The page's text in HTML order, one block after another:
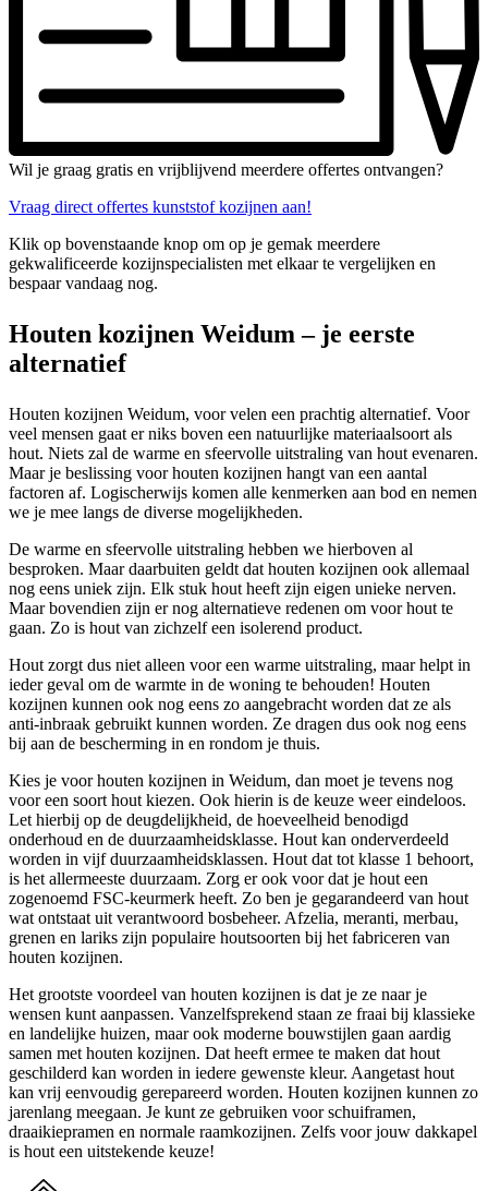
Wil je graag gratis en vrijblijvend meerdere offertes ontvangen?
Vraag direct offertes kunststof kozijnen aan!
Klik op bovenstaande knop om op je gemak meerdere
gekwalificeerde kozijnspecialisten met elkaar te vergelijken en
bespaar vandaag nog.
Houten kozijnen Weidum – je eerste
alternatief
Houten kozijnen Weidum, voor velen een prachtig alternatief. Voor
veel mensen gaat er niks boven een natuurlijke materiaalsoort als
hout. Niets zal de warme en sfeervolle uitstraling van hout evenaren.
Maar je beslissing voor houten kozijnen hangt van een aantal
factoren af. Logischerwijs komen alle kenmerken aan bod en nemen
we je mee langs de diverse mogelijkheden.
De warme en sfeervolle uitstraling hebben we hierboven al
besproken. Maar daarbuiten geldt dat houten kozijnen ook allemaal
nog eens uniek zijn. Elk stuk hout heeft zijn eigen unieke nerven.
Maar bovendien zijn er nog alternatieve redenen om voor hout te
gaan. Zo is hout van zichzelf een isolerend product.
Hout zorgt dus niet alleen voor een warme uitstraling, maar helpt in
ieder geval om de warmte in de woning te behouden! Houten
kozijnen kunnen ook nog eens zo aangebracht worden dat ze als
anti-inbraak gebruikt kunnen worden. Ze dragen dus ook nog eens
bij aan de bescherming in en rondom je thuis.
Kies je voor houten kozijnen in Weidum, dan moet je tevens nog
voor een soort hout kiezen. Ook hierin is de keuze weer eindeloos.
Let hierbij op de deugdelijkheid, de hoeveelheid benodigd
onderhoud en de duurzaamheidsklasse. Hout kan onderverdeeld
worden in vijf duurzaamheidsklassen. Hout dat tot klasse 1 behoort,
is het allermeeste duurzaam. Zorg er ook voor dat je hout een
zogenoemd FSC-keurmerk heeft. Zo ben je gegarandeerd van hout
wat ontstaat uit verantwoord bosbeheer. Afzelia, meranti, merbau,
grenen en lariks zijn populaire houtsoorten bij het fabriceren van
houten kozijnen.
Het grootste voordeel van houten kozijnen is dat je ze naar je
wensen kunt aanpassen. Vanzelfsprekend staan ze fraai bij klassieke
en landelijke huizen, maar ook moderne bouwstijlen gaan aardig
samen met houten kozijnen. Dat heeft ermee te maken dat hout
geschilderd kan worden in iedere gewenste kleur. Aangetast hout
kan vrij eenvoudig gerepareerd worden. Houten kozijnen kunnen zo
jarenlang meegaan. Je kunt ze gebruiken voor schuiframen,
draaikiepramen en normale raamkozijnen. Zelfs voor jouw dakkapel
is hout een uitstekende keuze!